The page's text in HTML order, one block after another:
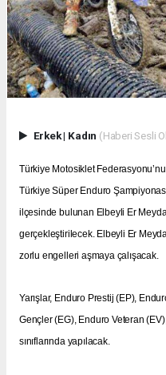
Erkek| Kadın (Haberi Sesli
Türkiye Motosiklet
Türkiye Süper Enduro
ilçesinde bulunan Elbeyli Er
gerçekleştirilecek. Elbeyli Er
zorlu engelleri aşmaya çalışacak.
Yarışlar, Enduro Prestij (EP),
Gençler (EG), Enduro Veteran
sınıflarında yapılacak.